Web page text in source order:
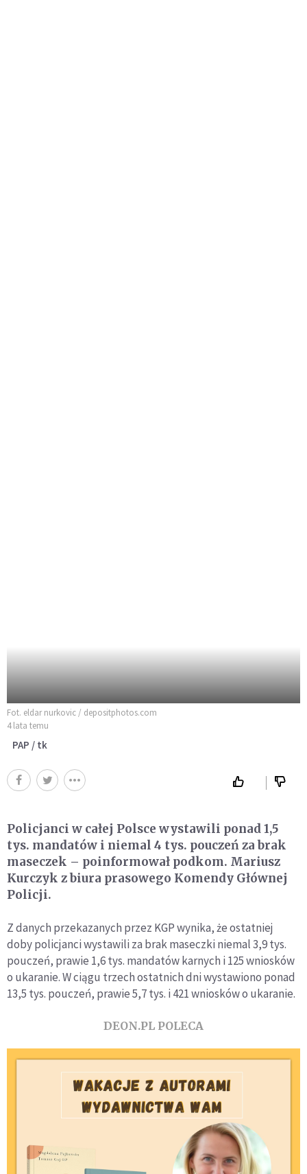
Fot. eldar nurkovic / depositphotos.com
4 lata temu
PAP / tk
Policjanci w całej Polsce wystawili ponad 1,5
tys. mandatów i niemal 4 tys. pouczeń za brak
maseczek – poinformował podkom. Mariusz
Kurczyk z biura prasowego Komendy Głównej
Policji.
Z danych przekazanych przez KGP wynika, że ostatniej
doby policjanci wystawili za brak maseczki niemal 3,9 tys.
pouczeń, prawie 1,6 tys. mandatów karnych i 125 wniosków
o ukaranie. W ciągu trzech ostatnich dni wystawiono ponad
13,5 tys. pouczeń, prawie 5,7 tys. i 421 wniosków o ukaranie.
DEON.PL POLECA